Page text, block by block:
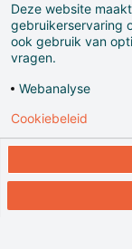
De
Kemmelberg
Het Heuvelland
getroffen door
Siegfried
met zijn anti-
Deze website
gebruikerservaring
ook gebruik van
vragen.
Webanalyse
Cookiebeleid